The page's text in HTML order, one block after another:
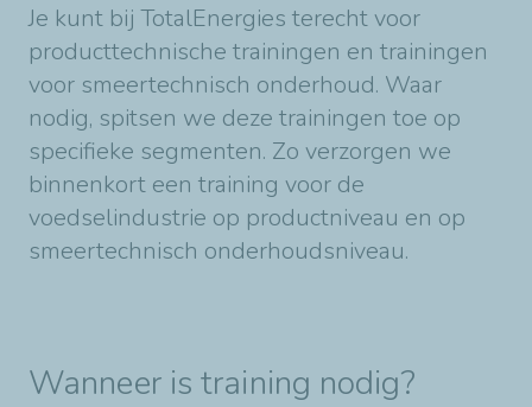
Je kunt bij TotalEnergies terecht voor
producttechnische trainingen en trainingen
voor smeertechnisch onderhoud. Waar
nodig, spitsen we deze trainingen toe op
specifieke segmenten. Zo verzorgen we
binnenkort een training voor de
voedselindustrie op productniveau en op
smeertechnisch onderhoudsniveau.
Wanneer is training nodig?